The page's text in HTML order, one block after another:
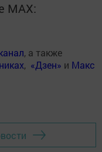
MАХ:
, а также
, «Дзен» и Макс